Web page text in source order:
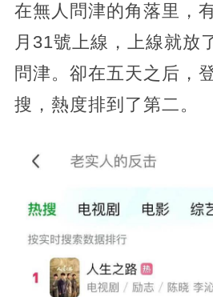
在無人問津的角落里，
月31號上線，上線就放
問津。卻在五天之后，
搜，熱度排到了第二。